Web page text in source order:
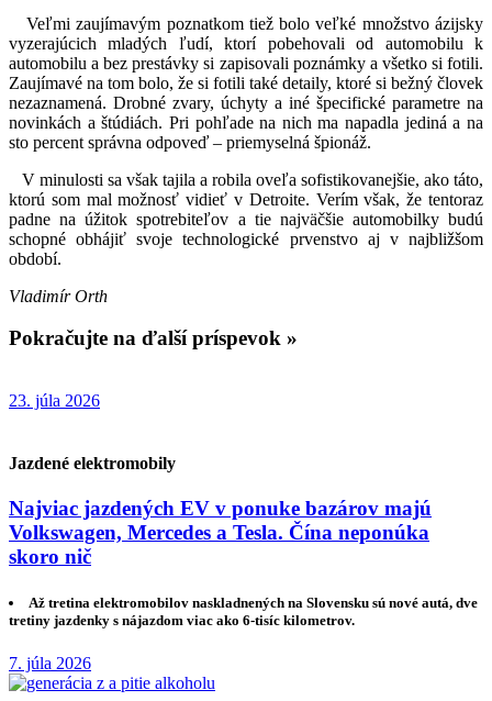
Veľmi zaujímavým poznatkom tiež bolo veľké množstvo ázijsky
vyzerajúcich mladých ľudí, ktorí pobehovali od automobilu k
automobilu a bez prestávky si zapisovali poznámky a všetko si fotili.
Zaujímavé na tom bolo, že si fotili také detaily, ktoré si bežný človek
nezaznamená. Drobné zvary, úchyty a iné špecifické parametre na
novinkách a štúdiách. Pri pohľade na nich ma napadla jediná a na
sto percent správna odpoveď – priemyselná špionáž.
V minulosti sa však tajila a robila oveľa sofistikovanejšie, ako táto,
ktorú som mal možnosť vidieť v Detroite. Verím však, že tentoraz
padne na úžitok spotrebiteľov a tie najväčšie automobilky budú
schopné obhájiť svoje technologické prvenstvo aj v najbližšom
období.
Vladimír Orth
Pokračujte na ďalší príspevok »
23. júla 2026
Jazdené elektromobily
Najviac jazdených EV v ponuke bazárov majú
Volkswagen, Mercedes a Tesla. Čína neponúka
skoro nič
Až tretina elektromobilov naskladnených na Slovensku sú nové autá, dve
tretiny jazdenky s nájazdom viac ako 6-tisíc kilometrov.
7. júla 2026